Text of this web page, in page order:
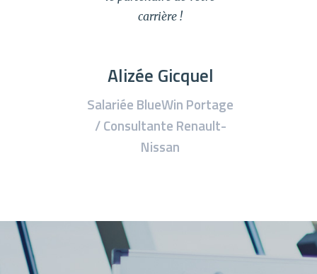
carrière !
Alizée Gicquel
Salariée BlueWin Portage
/ Consultante Renault-
Nissan